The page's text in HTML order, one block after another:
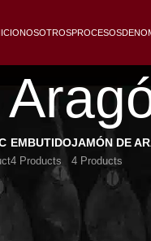
NOSOTROSPROCESOS
EMBUTIDO
4 Products
JAMÓN DE
4 Products
extraordinario aroma,
de Aragón